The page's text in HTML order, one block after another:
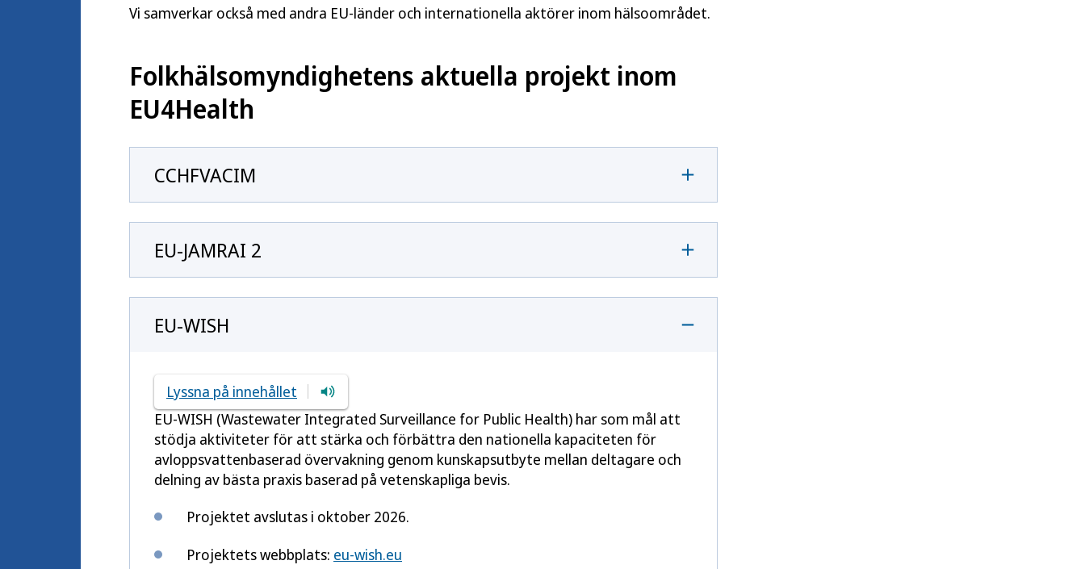
Vi samverkar också med andra EU-länder och internationella aktörer inom hälsoområdet.
Folkhälsomyndighetens aktuella projekt inom
EU4Health
CCHFVACIM
EU-JAMRAI 2
EU-WISH
Lyssna på innehållet
EU-WISH (Wastewater Integrated Surveillance for Public Health) har som mål att
stödja aktiviteter för att stärka och förbättra den nationella kapaciteten för
avloppsvattenbaserad övervakning genom kunskapsutbyte mellan deltagare och
delning av bästa praxis baserad på vetenskapliga bevis.
Projektet avslutas i oktober 2026.
Projektets webbplats: eu-wish.eu